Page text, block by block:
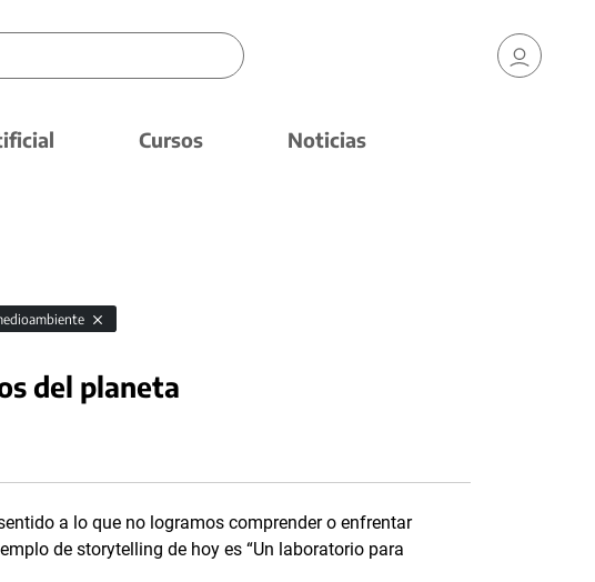
Cursos Noticias
del planeta
a lo que no logramos comprender o enfrentar
de storytelling de hoy es “Un laboratorio para